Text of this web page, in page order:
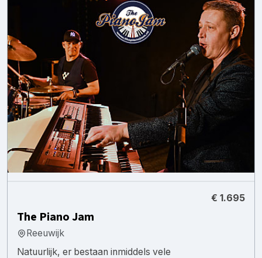
€ 1.695
The Piano Jam
Reeuwijk
Natuurlijk, er bestaan inmiddels vele